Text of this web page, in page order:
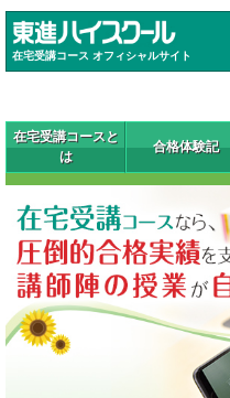
在宅受講コース オフィシャルサイト
在宅受講コースと
は
合格体験記